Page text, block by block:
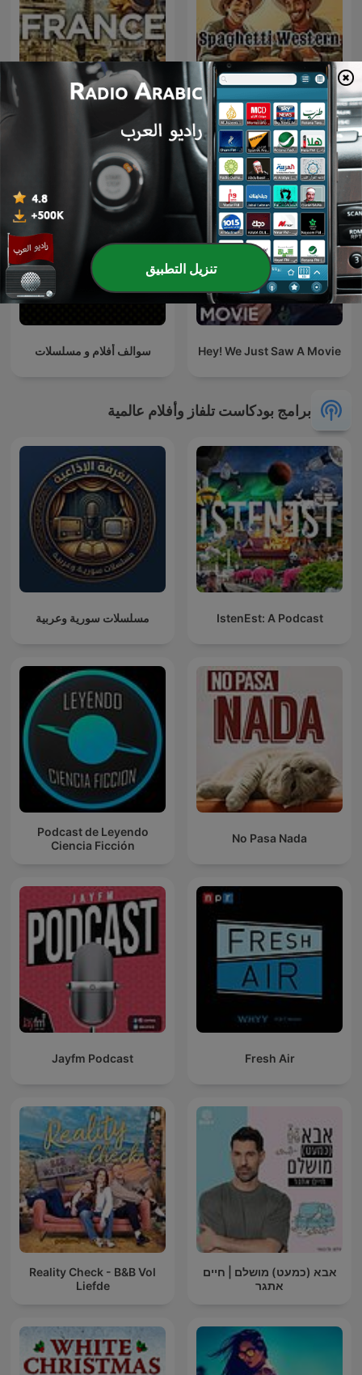
Spaghetti Western
France
Hey! We Just Saw A Movie سوالف أفلام و مسلسلات
برامج بودكاست تلفاز وأفلام عالمية
IstenEst: A Podcast مسلسلات سورية وعربية
No Pasa Nada
Podcast de Leyendo
Ciencia Ficción
Fresh Air
Jayfm Podcast
אבא (כמעט) מושלם | חיים
אתגר
Reality Check - B&B Vol
Liefde
تنزيل التطبيق